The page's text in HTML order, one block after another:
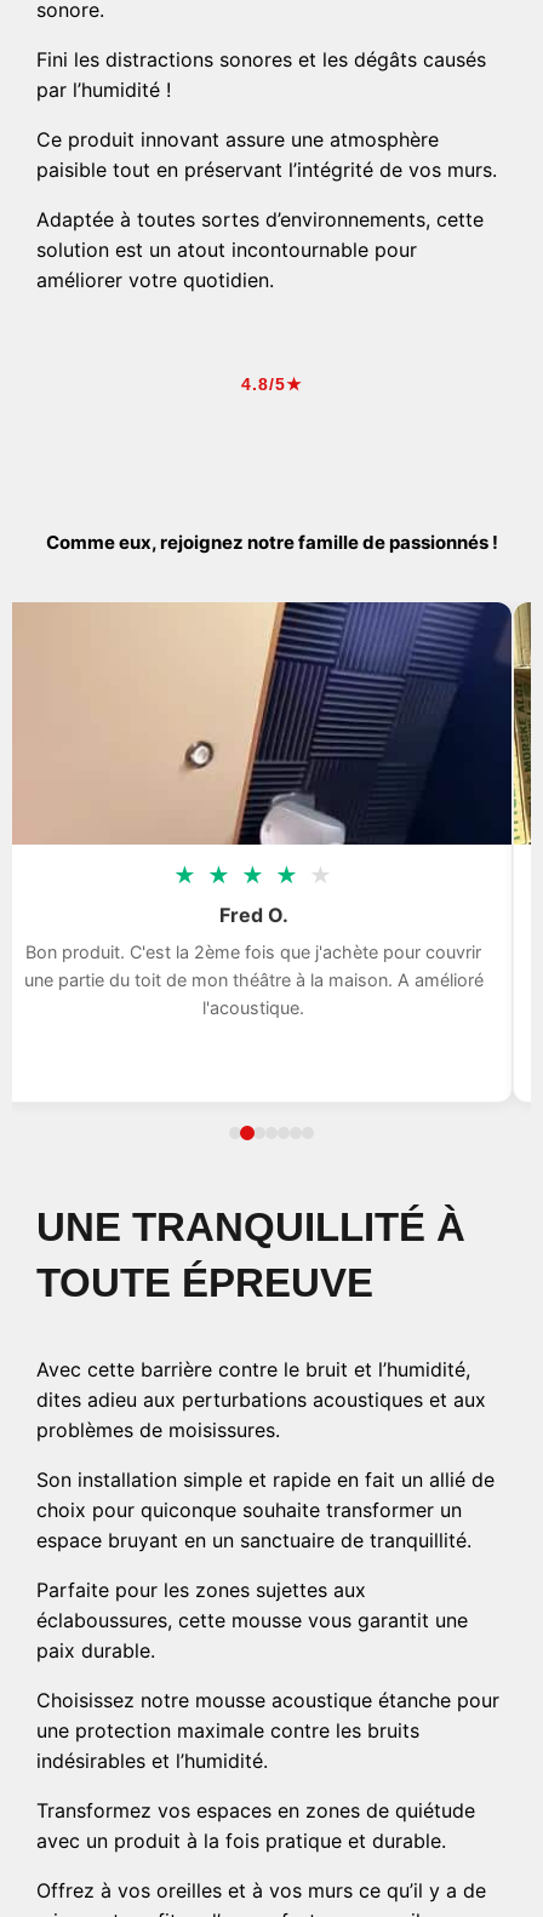
sonore.
Fini les distractions sonores et les dégâts causés
par l’humidité !
Ce produit innovant assure une atmosphère
paisible tout en préservant l’intégrité de vos murs.
Adaptée à toutes sortes d’environnements, cette
solution est un atout incontournable pour
améliorer votre quotidien.
4.8/5★
Comme eux, rejoignez notre famille de passionnés !
★ ★ ★ ★ ★
Fred O.
Bon produit. C'est la 2ème fois que j'achète pour couvrir
une partie du toit de mon théâtre à la maison. A amélioré
l'acoustique.
UNE TRANQUILLITÉ À
TOUTE ÉPREUVE
Avec cette barrière contre le bruit et l’humidité,
dites adieu aux perturbations acoustiques et aux
problèmes de moisissures.
Son installation simple et rapide en fait un allié de
choix pour quiconque souhaite transformer un
espace bruyant en un sanctuaire de tranquillité.
Parfaite pour les zones sujettes aux
éclaboussures, cette mousse vous garantit une
paix durable.
Choisissez notre mousse acoustique étanche pour
une protection maximale contre les bruits
indésirables et l’humidité.
Transformez vos espaces en zones de quiétude
avec un produit à la fois pratique et durable.
Offrez à vos oreilles et à vos murs ce qu’il y a de